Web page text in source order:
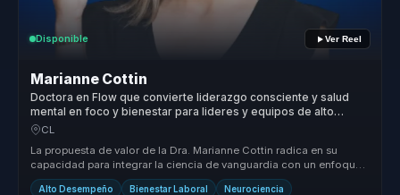
Disponible Ver Reel
Marianne Cottin
Doctora en Flow que convierte liderazgo consciente y salud
mental en foco y bienestar para lideres y equipos de alto
desempeno.
CL
La propuesta de valor de la Dra. Marianne Cottin radica en su
capacidad para integrar la ciencia de vanguardia con un enfoque
humano y em...
Alto Desempeño Bienestar Laboral Neurociencia